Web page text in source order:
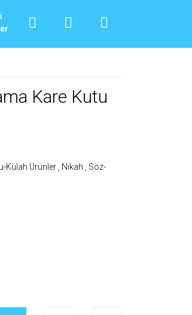
Kare Kutu
Külah Ürünler Nikah
Söz-